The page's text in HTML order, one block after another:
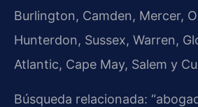
Burlington, Camden, Mercer,
Hunterdon, Sussex, Warren,
Atlantic, Cape May, Salem y
Búsqueda relacionada: